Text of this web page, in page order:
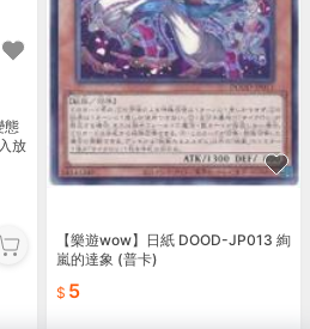
態
放
【樂遊wow】日紙 DOOD-JP013 絢
嵐的達象 (普卡)
5